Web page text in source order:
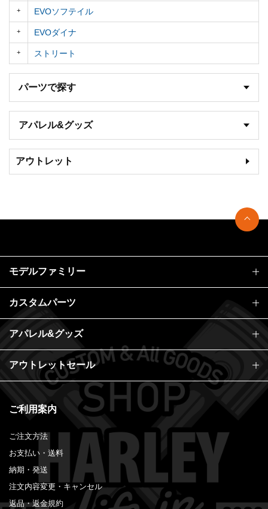
EVOソフテイル
EVOダイナ
ストリート
パーツで探す
アパレル&グッズ
アウトレット
ご利用案内
ご注文方法
お支払い・送料
納期・発送
注文内容変更・キャンセル
返品・返金規約
モデルファミリー
カスタムパーツ
アパレル&グッズ
アウトレットセール